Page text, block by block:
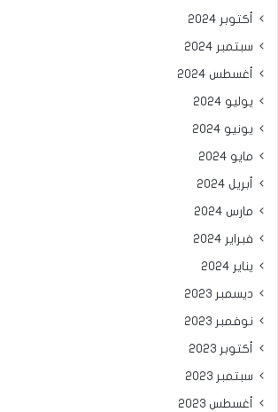
أكتوبر 2024
سبتمبر 2024
أغسطس 2024
يوليو 2024
يونيو 2024
مايو 2024
أبريل 2024
مارس 2024
فبراير 2024
يناير 2024
ديسمبر 2023
نوفمبر 2023
أكتوبر 2023
سبتمبر 2023
أغسطس 2023